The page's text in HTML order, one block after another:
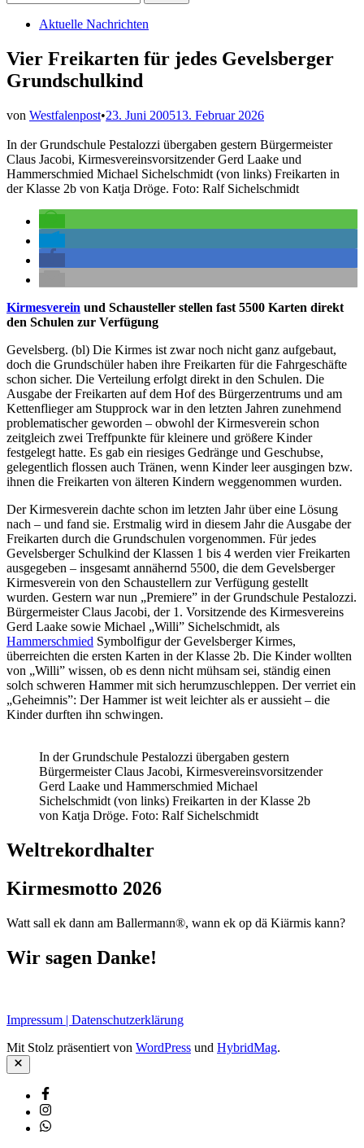
nach:
Veröffentlicht
Aktuelle Nachrichten
Vier Freikarten für jedes Gevelsberger
Grundschulkind
von Westfalenpost•23. Juni 200513. Februar 2026
In der Grundschule Pestalozzi übergaben gestern Bürgermeister
Claus Jacobi, Kirmesvereinsvorsitzender Gerd Laake und
Hammerschmied Michael Sichelschmidt (von links) Freikarten in
der Klasse 2b von Katja Dröge. Foto: Ralf Sichelschmidt
Kirmesverein und Schausteller stellen fast 5500 Karten direkt
den Schulen zur Verfügung
Gevelsberg. (bl) Die Kirmes ist zwar noch nicht ganz aufgebaut,
doch die Grundschüler haben ihre Freikarten für die Fahrgeschäfte
schon sicher. Die Verteilung erfolgt direkt in den Schulen. Die
Ausgabe der Freikarten auf dem Hof des Bürgerzentrums und am
Kettenflieger am Stupprock war in den letzten Jahren zunehmend
problematischer geworden – obwohl der Kirmesverein schon
zeitgleich zwei Treffpunkte für kleinere und größere Kinder
festgelegt hatte. Es gab ein riesiges Gedränge und Geschubse,
gelegentlich flossen auch Tränen, wenn Kinder leer ausgingen bzw.
ihnen die Freikarten von älteren Kindern weggenommen wurden.
Der Kirmesverein dachte schon im letzten Jahr über eine Lösung
nach – und fand sie. Erstmalig wird in diesem Jahr die Ausgabe der
Freikarten durch die Grundschulen vorgenommen. Für jedes
Gevelsberger Schulkind der Klassen 1 bis 4 werden vier Freikarten
ausgegeben – insgesamt annähernd 5500, die dem Gevelsberger
Kirmesverein von den Schaustellern zur Verfügung gestellt
wurden. Gestern war nun „Premiere” in der Grundschule Pestalozzi.
Bürgermeister Claus Jacobi, der 1. Vorsitzende des Kirmesvereins
Gerd Laake sowie Michael „Willi” Sichelschmidt, als
Hammerschmied Symbolfigur der Gevelsberger Kirmes,
überreichten die ersten Karten in der Klasse 2b. Die Kinder wollten
von „Willi” wissen, ob es denn nicht mühsam sei, ständig einen
solch schweren Hammer mit sich herumzuschleppen. Der verriet ein
„Geheimnis”: Der Hammer ist weit leichter als er aussieht – die
Kinder durften ihn schwingen.
In der Grundschule Pestalozzi übergaben gestern
Bürgermeister Claus Jacobi, Kirmesvereinsvorsitzender
Gerd Laake und Hammerschmied Michael
Sichelschmidt (von links) Freikarten in der Klasse 2b
von Katja Dröge. Foto: Ralf Sichelschmidt
Weltrekordhalter
Kirmesmotto 2026
Watt sall ek dann am Ballermann®, wann ek op dä Kiärmis kann?
Wir sagen Danke!
Impressum | Datenschutzerklärung
Mit Stolz präsentiert von WordPress und HybridMag.
Schließen
Facebook
Instagram
Whatsapp